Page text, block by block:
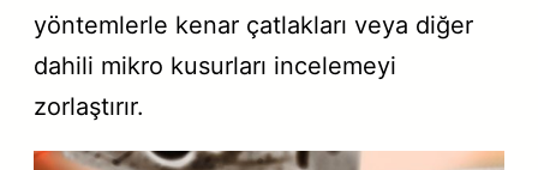
yöntemlerle kenar çatlakları veya diğer
dahili mikro kusurları incelemeyi
zorlaştırır.